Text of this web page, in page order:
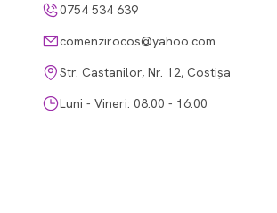
0754 534 639
comenzirocos@yahoo.com
Str. Castanilor, Nr. 12, Costișa
Luni - Vineri: 08:00 - 16:00